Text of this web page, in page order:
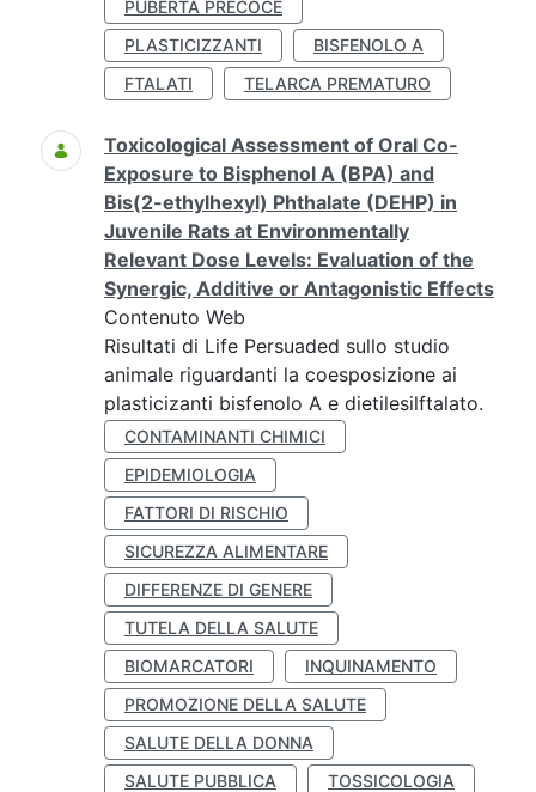
PUBERTÀ PRECOCE
PLASTICIZZANTI
BISFENOLO A
FTALATI
TELARCA PREMATURO
Toxicological Assessment of Oral Co-
Exposure to Bisphenol A (BPA) and
Bis(2-ethylhexyl) Phthalate (DEHP) in
Juvenile Rats at Environmentally
Relevant Dose Levels: Evaluation of the
Synergic, Additive or Antagonistic Effects
Contenuto Web
Risultati di Life Persuaded sullo studio
animale riguardanti la coesposizione ai
plasticizanti bisfenolo A e dietilesilftalato.
CONTAMINANTI CHIMICI
EPIDEMIOLOGIA
FATTORI DI RISCHIO
SICUREZZA ALIMENTARE
DIFFERENZE DI GENERE
TUTELA DELLA SALUTE
BIOMARCATORI
INQUINAMENTO
PROMOZIONE DELLA SALUTE
SALUTE DELLA DONNA
SALUTE PUBBLICA
TOSSICOLOGIA